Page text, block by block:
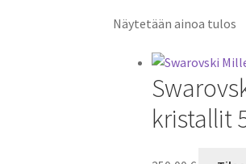
Näytetään ainoa tulos
kristallit